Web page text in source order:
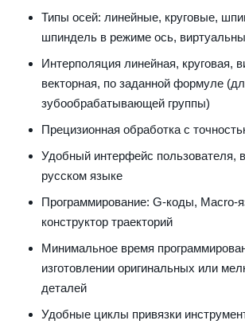
Типы осей: линейные, круговые,
шпиндель в режиме ось,
Интерполяция линейная, круговая,
векторная, по заданной формуле
зубообрабатывающей группы)
Прецизионная обработка с
Удобный интерфейс пользователя,
русском языке
Программирование: G-коды, Macro-
конструктор траекторий
Минимальное время
изготовлении оригинальных или
деталей
Удобные циклы привязки